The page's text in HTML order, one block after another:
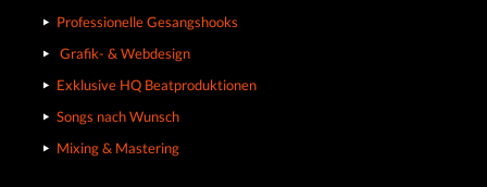
Professionelle Gesangshooks
Grafik- & Webdesign
Exklusive HQ Beatproduktionen
Songs nach Wunsch
Mixing & Mastering